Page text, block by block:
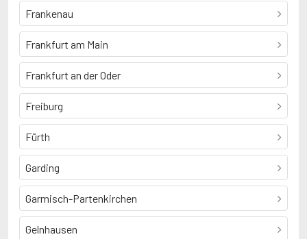
Frankenau
Frankfurt am Main
Frankfurt an der Oder
Freiburg
Fürth
Garding
Garmisch-Partenkirchen
Gelnhausen